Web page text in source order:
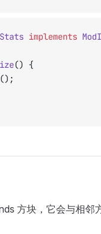
implements
() {
();
方块，它会与相邻